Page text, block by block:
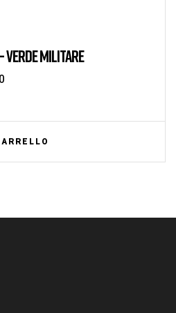
MILITARE